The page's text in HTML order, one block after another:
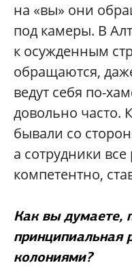
на «вы» они
под камеры. В
к осужденным
обращаются,
ведут себя по-
довольно часто.
бывали со
а сотрудники
компетентно,
Как вы думаете,
принципиальная
колониями?